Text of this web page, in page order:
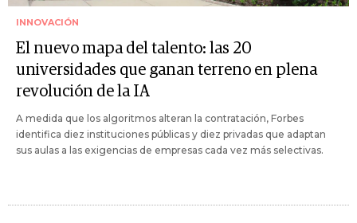
INNOVACIÓN
El nuevo mapa del talento: las 20
universidades que ganan terreno en plena
revolución de la IA
A medida que los algoritmos alteran la contratación, Forbes
identifica diez instituciones públicas y diez privadas que adaptan
sus aulas a las exigencias de empresas cada vez más selectivas.